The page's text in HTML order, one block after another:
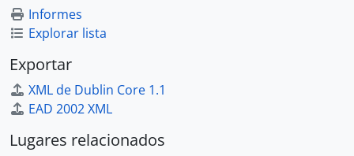
Informes
Explorar lista
Exportar
XML de Dublin Core 1.1
EAD 2002 XML
Lugares relacionados